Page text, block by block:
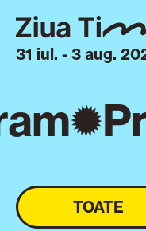
31 iul. - 3 aug.
TOATE